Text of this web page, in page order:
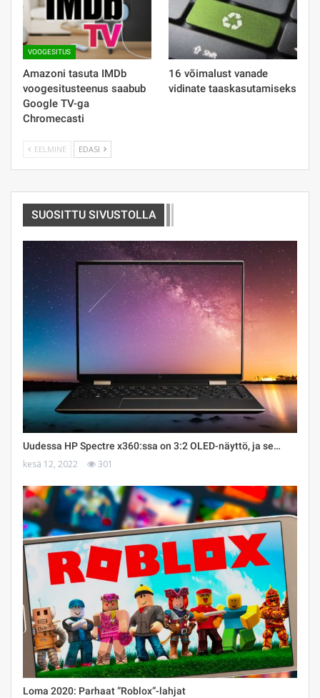
VOOGESITUS
Amazoni tasuta IMDb
voogesitusteenus saabub
Google TV-ga
Chromecasti
16 võimalust vanade
vidinate taaskasutamiseks
EELMINE EDASI
SUOSITTU SIVUSTOLLA
Uudessa HP Spectre x360:ssa on 3:2 OLED-näyttö, ja se…
kesä 12, 2022 301
Loma 2020: Parhaat ”Roblox”-lahjat